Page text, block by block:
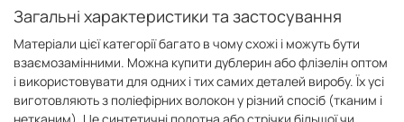
Загальні характеристики та застосування
Матеріали цієї категорії багато в чому схожі і можуть бути
взаємозамінними. Можна купити дублерин або флізелін оптом
і використовувати для одних і тих самих деталей виробу. Їх усі
виготовляють з поліефірних волокон у різний спосіб (тканим і